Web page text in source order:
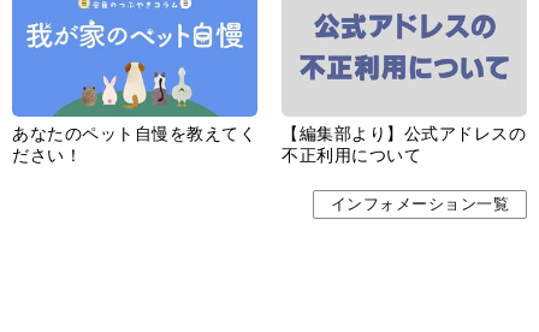
「ｆｆ倶楽部」会員規約
「ｆｆ倶楽部」よくあるご質問
お問い合わせ
CHUOKORON-SHINSHA,INC.All right reserved